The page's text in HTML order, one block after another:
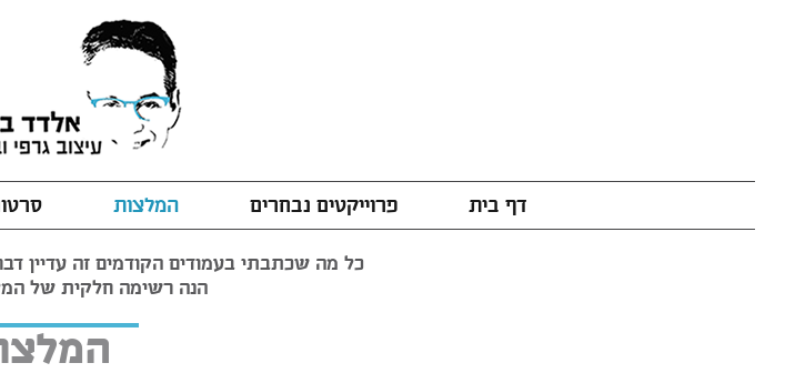
דף בית פרוייקטים נבחרים המלצות
כל מה שכתבתי בעמודים הקודמים זה עדיין
הנה רשימה חלקית של